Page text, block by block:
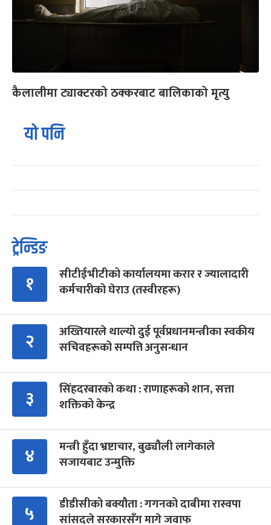
कैलालीमा ट्याक्टरको ठक्करबाट बालिकाको मृत्यु
यो पनि
ट्रेन्डिङ
१
सीटीईभीटीको कार्यालयमा करार र ज्यालादारी
कर्मचारीको घेराउ (तस्वीरहरू)
२
अख्तियारले थाल्यो दुई पूर्वप्रधानमन्त्रीका स्वकीय
सचिवहरूको सम्पत्ति अनुसन्धान
३
सिंहदरबारको कथा : राणाहरूको शान, सत्ता
शक्तिको केन्द्र
४
मन्त्री हुँदा भ्रष्टाचार, बुढ्यौली लागेकाले
सजायबाट उन्मुक्ति
५
डीडीसीको बक्यौता : गगनको दाबीमा रास्वपा
सांसदले सरकारसँग मागे जवाफ